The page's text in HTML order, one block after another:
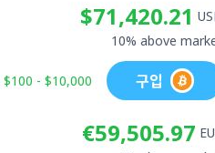
$71,420.21
10% above
$100 - $10,000 구입
€59,505.97